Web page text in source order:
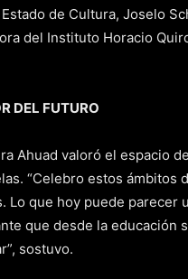
de Cultura, Joselo
del Instituto Horacio
DEL FUTURO
Ahuad valoró el espacio
“Celebro estos ámbitos
Lo que hoy puede parecer
que desde la educación
sostuvo.